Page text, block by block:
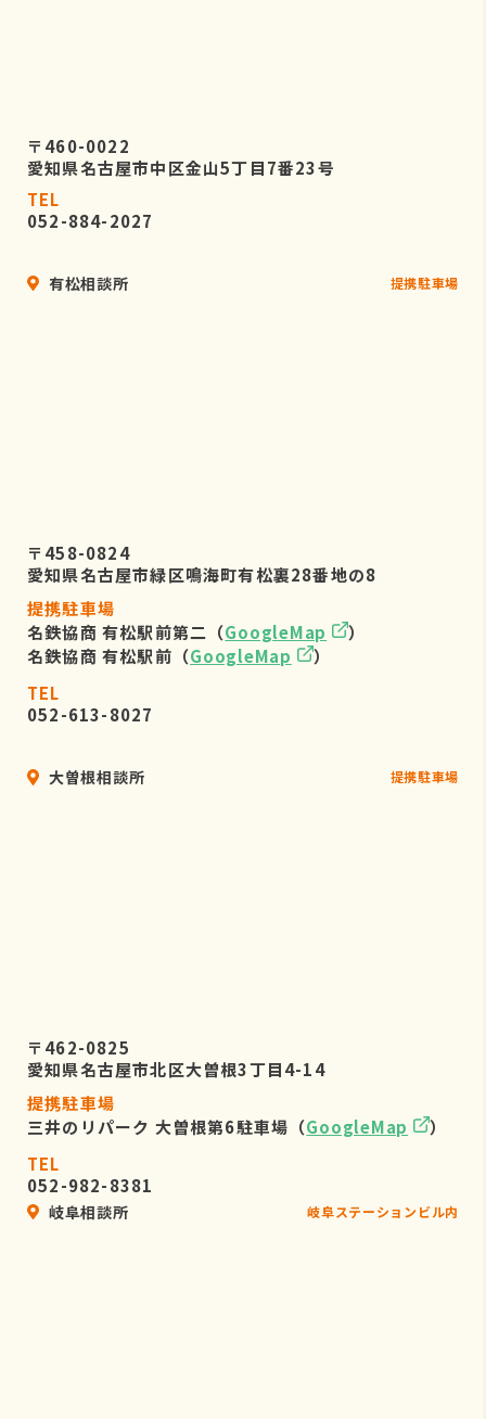
〒460-0022
愛知県名古屋市中区金山5丁目7番23号
TEL
052-884-2027
有松相談所 提携駐車場
〒458-0824
愛知県名古屋市緑区鳴海町有松裏28番地の8
提携駐車場
名鉄協商 有松駅前第二（GoogleMap
）
名鉄協商 有松駅前（GoogleMap
）
TEL
052-613-8027
大曽根相談所 提携駐車場
〒462-0825
愛知県名古屋市北区大曽根3丁目4-14
提携駐車場
三井のリパーク 大曽根第6駐車場（GoogleMap
）
TEL
052-982-8381
岐阜相談所 岐阜ステーションビル内